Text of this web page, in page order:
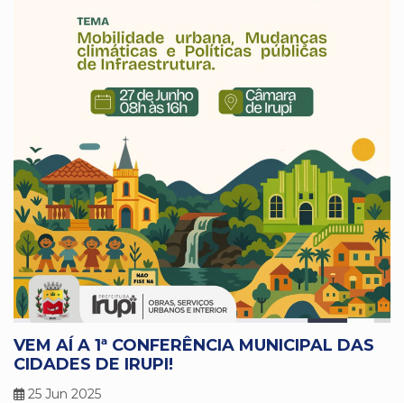
VEM AÍ A 1ª CONFERÊNCIA MUNICIPAL DAS
CIDADES DE IRUPI!
25 Jun 2025